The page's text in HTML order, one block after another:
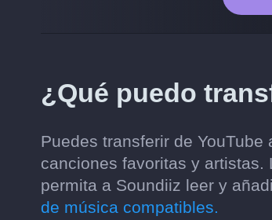
¿Qué puedo
Puedes transferir de
canciones favoritas y
permita a Soundiiz leer y
de música compatibles.